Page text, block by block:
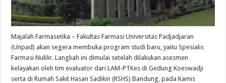
Majalah Farmasetika – Fakultas Farmasi Universitas Padjadjaran
(Unpad) akan segera membuka program studi baru, yaitu Spesialis
Farmasi Nuklir. Langkah ini dimulai setelah dilakukan asesmen
kelayakan oleh tim evaluator dari LAM-PTKes di Gedung Koeswadji
serta di Rumah Sakit Hasan Sadikin (RSHS) Bandung, pada Kamis